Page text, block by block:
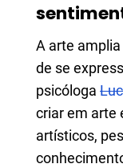
A arte
de se
psicóloga
criar em arte
artísticos,